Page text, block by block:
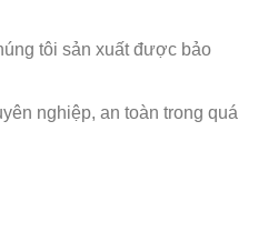
tôi sản xuất được bảo
nghiệp, an toàn trong quá